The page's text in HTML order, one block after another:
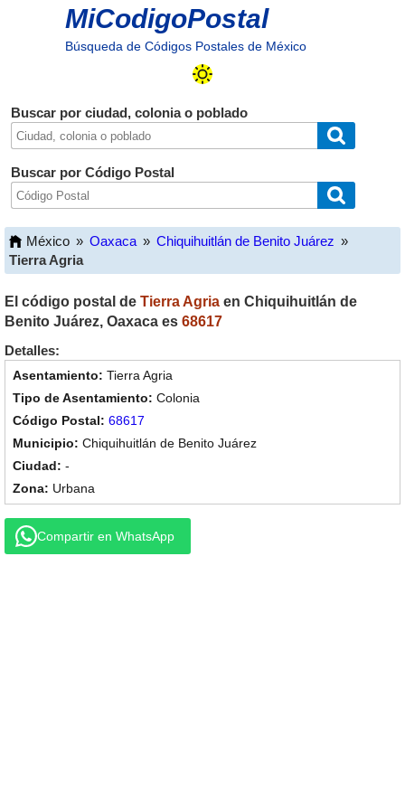
MiCodigoPostal
Búsqueda de Códigos Postales de México
Buscar por ciudad, colonia o poblado
Buscar por Código Postal
México » Oaxaca » Chiquihuitlán de Benito Juárez »
Tierra Agria
El código postal de Tierra Agria en Chiquihuitlán de
Benito Juárez, Oaxaca es 68617
Detalles:
Tierra Agria
Colonia
68617
Chiquihuitlán de Benito Juárez
-
Urbana
Compartir en WhatsApp